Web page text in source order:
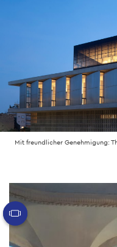
Mit freundlicher Genehmigung: